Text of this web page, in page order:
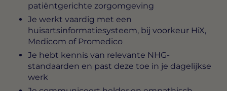
patiëntgerichte zorgomgeving
Je werkt vaardig met een
huisartsinformatiesysteem, bij voorkeur HiX,
Medicom of Promedico
Je hebt kennis van relevante NHG-
standaarden en past deze toe in je dagelijkse
werk